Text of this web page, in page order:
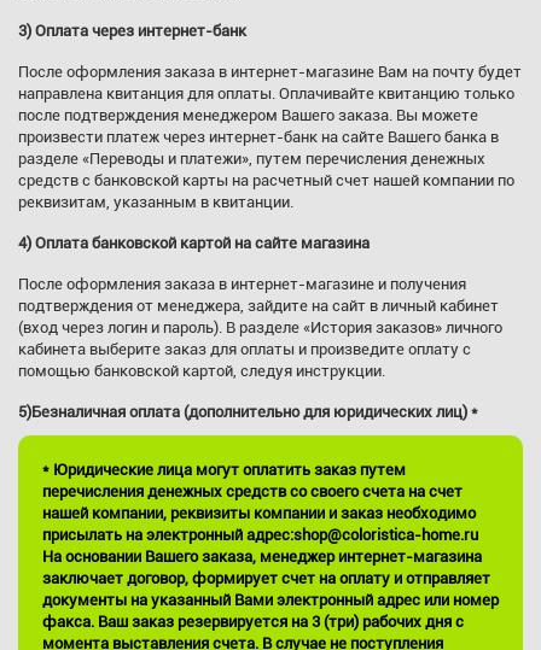
3) Оплата через интернет-банк
После оформления заказа в интернет-магазине Вам на почту будет
направлена квитанция для оплаты. Оплачивайте квитанцию только
после подтверждения менеджером Вашего заказа. Вы можете
произвести платеж через интернет-банк на сайте Вашего банка в
разделе «Переводы и платежи», путем перечисления денежных
средств с банковской карты на расчетный счет нашей компании по
реквизитам, указанным в квитанции.
4) Оплата банковской картой на сайте магазина
После оформления заказа в интернет-магазине и получения
подтверждения от менеджера, зайдите на сайт в личный кабинет
(вход через логин и пароль). В разделе «История заказов» личного
кабинета выберите заказ для оплаты и произведите оплату с
помощью банковской картой, следуя инструкции.
5)Безналичная оплата (дополнительно для юридических лиц) *
* Юридические лица могут оплатить заказ путем
перечисления денежных средств со своего счета на счет
нашей компании, реквизиты компании и заказ необходимо
присылать на электронный адрес:shop@coloristica-home.ru
На основании Вашего заказа, менеджер интернет-магазина
заключает договор, формирует счет на оплату и отправляет
документы на указанный Вами электронный адрес или номер
факса. Ваш заказ резервируется на 3 (три) рабочих дня с
момента выставления счета. В случае не поступления